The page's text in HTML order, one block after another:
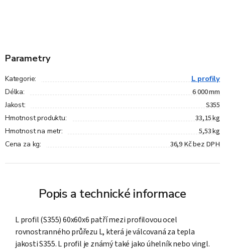
Parametry
Kategorie: L profily
Délka: 6 000 mm
Jakost: S355
Hmotnost produktu: 33,15 kg
Hmotnost na metr: 5,53 kg
Cena za kg: 36,9 Kč bez DPH
Popis a technické informace
L profil (S355) 60x60x6 patří mezi profilovou ocel
rovnostranného průřezu L, která je válcovaná za tepla
jakosti S355. L profil je známý také jako úhelník nebo vingl.